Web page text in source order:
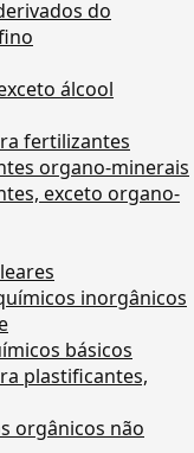
do
álcool
fertilizantes
organo-minerais
exceto organo-
inorgânicos
básicos
plastificantes,
orgânicos não